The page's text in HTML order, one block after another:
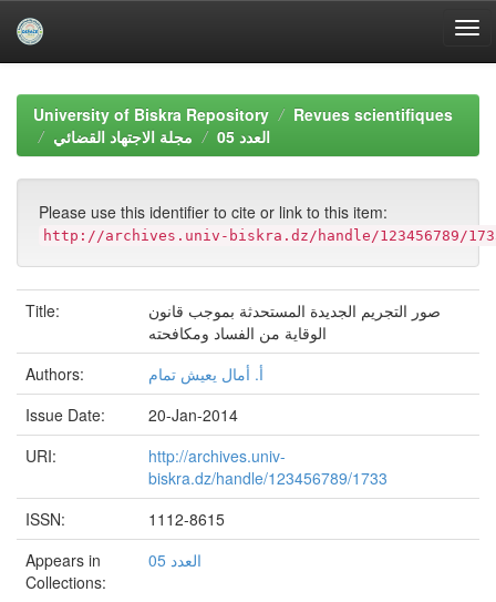
navigationUniversity of Biskra Repository
Revues scientifiques
مجلة الاجتهاد القضائي
العدد 05
Please use this identifier to cite or link to this item:
http://archives.univ-biskra.dz/handle/123456789/
Title:
صور التجريم الجديدة المستحدثة بموجب قانون
الوقاية من الفساد ومكافحته
Authors:
أ. أمال يعيش تمام
Issue Date:
20-Jan-2014
URI:
http://archives.univ-
biskra.dz/handle/123456789/1733
ISSN:
1112-8615
Appears in
Collections:
العدد 05